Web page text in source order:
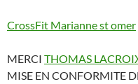
CrossFit Marianne st omer
MERCI THOMAS
MISE EN CONFORMITE